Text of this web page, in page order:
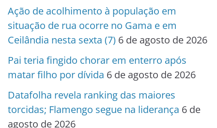
Ação de acolhimento à população em
situação de rua ocorre no Gama e em
Ceilândia nesta sexta (7) 6 de agosto de 2026
Pai teria fingido chorar em enterro após
matar filho por dívida 6 de agosto de 2026
Datafolha revela ranking das maiores
torcidas; Flamengo segue na liderança 6 de
agosto de 2026